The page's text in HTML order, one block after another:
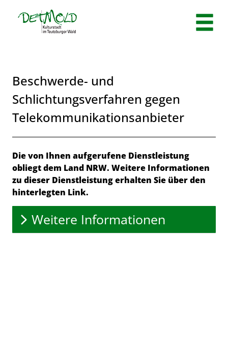
Zum Hauptinhalt springen
Beschwerde- und
Schlichtungsverfahren gegen
Telekommunikationsanbieter
Beschreibung
Die von Ihnen aufgerufene Dienstleistung
obliegt dem Land NRW. Weitere Informationen
zu dieser Dienstleistung erhalten Sie über den
hinterlegten Link.
Weitere Informationen